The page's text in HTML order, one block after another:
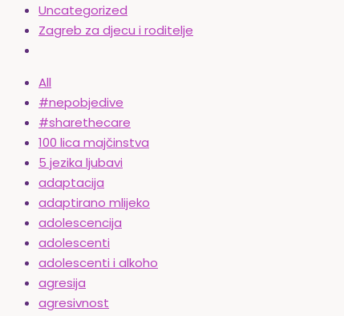
Uncategorized
Zagreb za djecu i roditelje
All
#nepobjedive
#sharethecare
100 lica majčinstva
5 jezika ljubavi
adaptacija
adaptirano mlijeko
adolescencija
adolescenti
adolescenti i alkoho
agresija
agresivnost